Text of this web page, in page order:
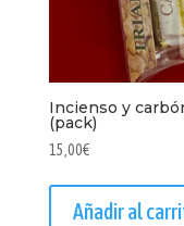
Incienso y
(pack)
15,00€
Añadir al